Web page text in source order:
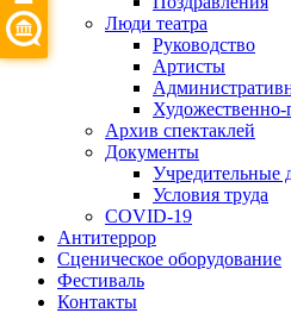
Люди театра
Руководство
Артисты
Художественно-
Архив спектаклей
Документы
Учредительные
Условия труда
COVID-19
Антитеррор
Сценическое оборудование
Фестиваль
Контакты